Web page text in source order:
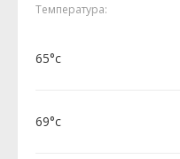
Температура:
65°c
69°c